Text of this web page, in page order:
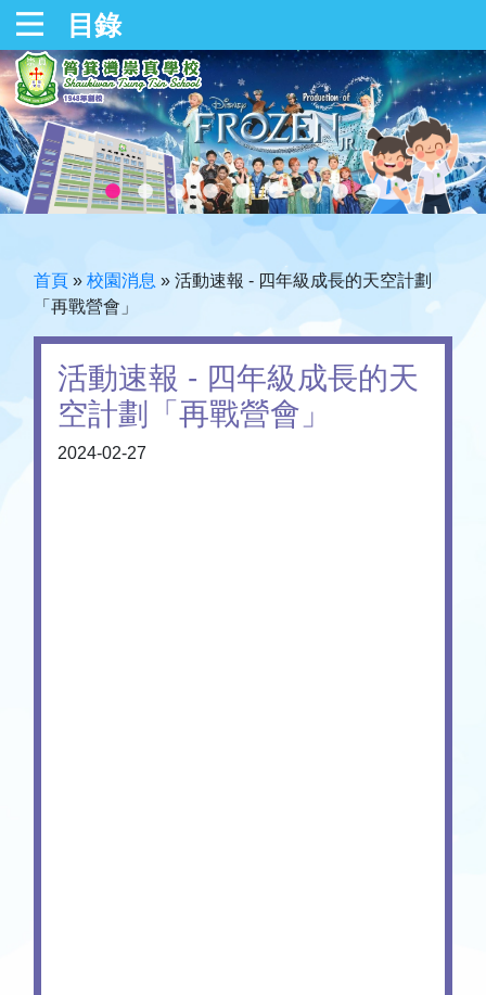
目錄
首頁 » 校園消息 » 活動速報 - 四年級成長的天空計劃
「再戰營會」
活動速報 - 四年級成長的天
空計劃「再戰營會」
2024-02-27